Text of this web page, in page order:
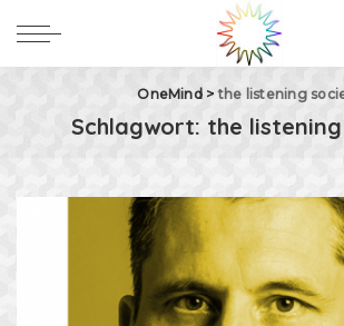
OneMind>the listening
Schlagwort: the